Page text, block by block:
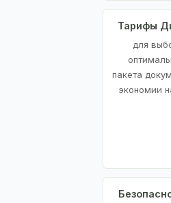
Тарифы
для
пакета
экономии